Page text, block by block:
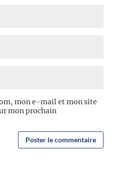
mon e-mail et mon site
mon prochain